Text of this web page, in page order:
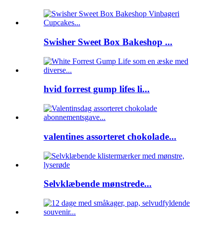
Swisher Sweet Box Bakeshop ...
hvid forrest gump lifes li...
valentines assorteret chokolade...
Selvklæbende mønstrede...